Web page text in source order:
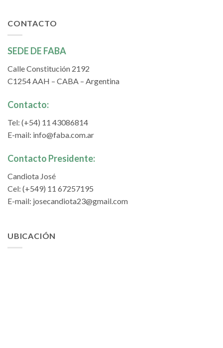
CONTACTO
SEDE DE FABA
Calle Constitución 2192
C1254 AAH – CABA – Argentina
Contacto:
Tel: (+54) 11 43086814
E-mail: info@faba.com.ar
Contacto Presidente:
Candiota José
Cel: (+549) 11 67257195
E-mail: josecandiota23@gmail.com
UBICACIÓN